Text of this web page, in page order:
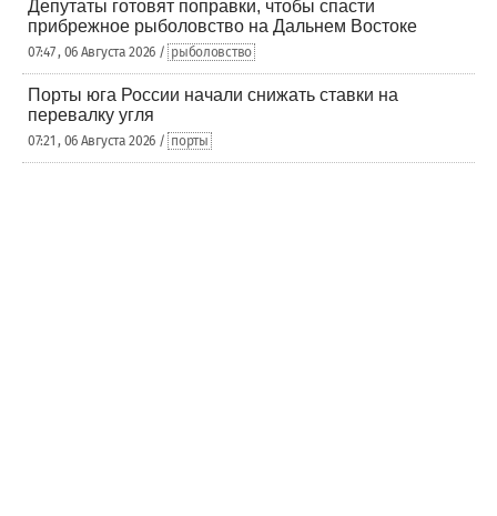
Депутаты готовят поправки, чтобы спасти
прибрежное рыболовство на Дальнем Востоке
07:47 , 06 Августа 2026 / рыболовство
Порты юга России начали снижать ставки на
перевалку угля
07:21 , 06 Августа 2026 / порты